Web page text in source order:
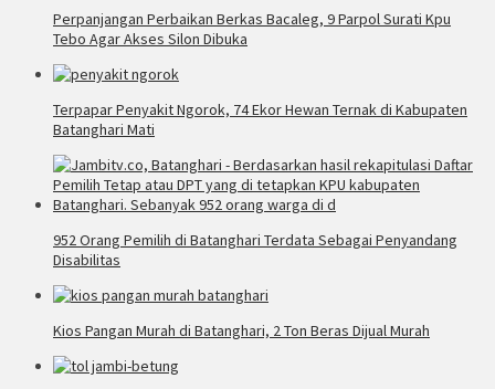
Perpanjangan Perbaikan Berkas Bacaleg, 9 Parpol Surati Kpu
Tebo Agar Akses Silon Dibuka
Terpapar Penyakit Ngorok, 74 Ekor Hewan Ternak di Kabupaten
Batanghari Mati
952 Orang Pemilih di Batanghari Terdata Sebagai Penyandang
Disabilitas
Kios Pangan Murah di Batanghari, 2 Ton Beras Dijual Murah